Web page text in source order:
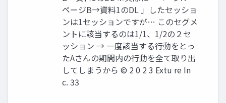
ページB→資料1のDL 」したセッショ
ンは1セッションですが… このセグメ
ントに該当するのは1/1、1/2の２セ
ッション → 一度該当する行動をとっ
たAさんの期間内の行動を全て取り出
してしまうから © 2 0 2 3 Extu re In
c. 33